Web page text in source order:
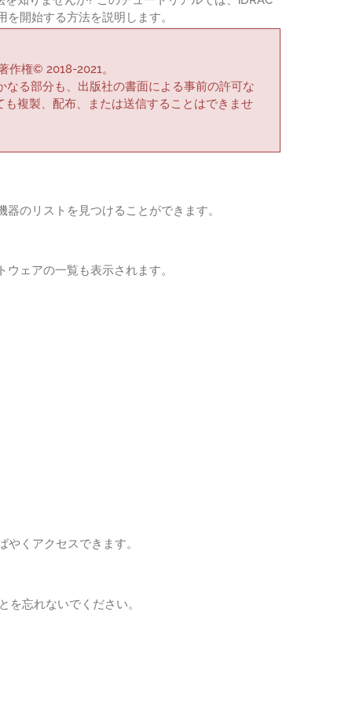
開始する方法を説明します。
作権© 2018-2021。
る部分も、出版社の書面による事前の許可な
複製、配布、または送信することはできませ
のリストを見つけることができます。
ェアの一覧も表示されます。
くアクセスできます。
を忘れないでください。